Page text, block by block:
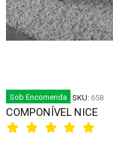
Sob Encomenda SKU: 658
COMPONÍVEL NICE